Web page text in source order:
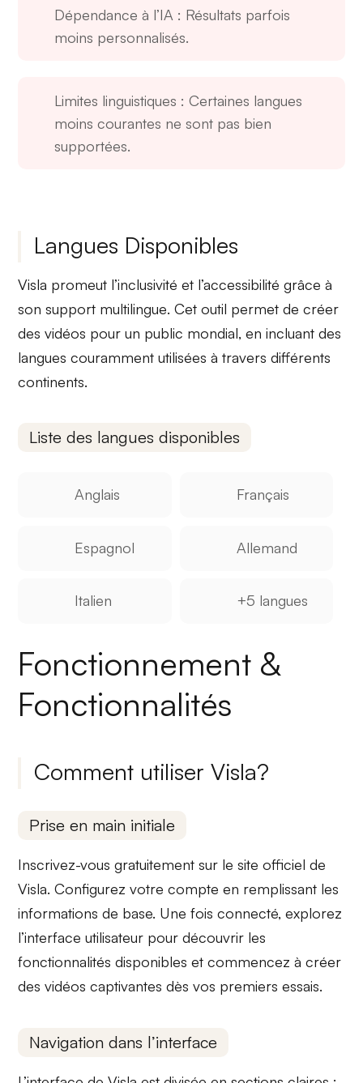
Dépendance à l’IA : Résultats parfois
moins personnalisés.
Limites linguistiques : Certaines langues
moins courantes ne sont pas bien
supportées.
Langues Disponibles
Visla promeut l’inclusivité et l’accessibilité grâce à
sonsupport multilingue. Cet outil permet de créer
des vidéos pour un public mondial, en incluant des
langues couramment utilisées à travers différents
continents.
Liste des langues disponibles
Anglais Français
Espagnol Allemand
Italien +5 langues
Fonctionnement &
Fonctionnalités
Comment utiliser Visla?
Prise en main initiale
Inscrivez-vous gratuitement sur le site officiel de
Visla. Configurez votre compte en remplissant les
informations de base. Une fois connecté, explorez
l’interface utilisateur pour découvrir les
fonctionnalités disponibles et commencez àcréer
des vidéos captivantes dès vos premiers essais.
Navigation dans l’interface